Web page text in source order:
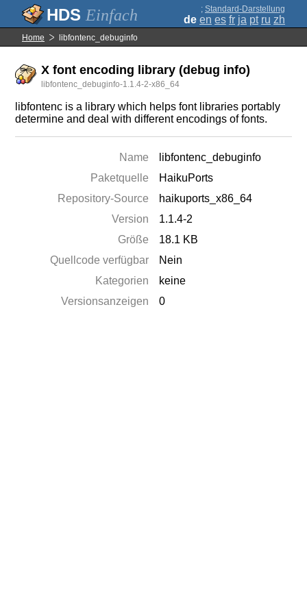
Einfach ; Standard-Darstellung
de en es fr ja pt ru zh
Home libfontenc_debuginfo
X font encoding library (debug info)
libfontenc_debuginfo-1.1.4-2-x86_64
libfontenc is a library which helps font libraries portably
determine and deal with different encodings of fonts.
Name
libfontenc_debuginfo
Paketquelle
HaikuPorts
Repository-Source
haikuports_x86_64
Version
1.1.4-2
Größe
18.1 KB
Quellcode verfügbar
Nein
Kategorien
keine
Versionsanzeigen
0